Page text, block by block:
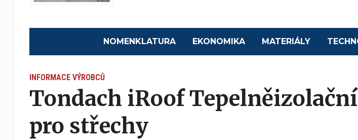
NOMENKLATURA EKONOMIKA MATERIÁLY
INFORMACE VÝROBCŮ
Tondach iRoof
pro střechy